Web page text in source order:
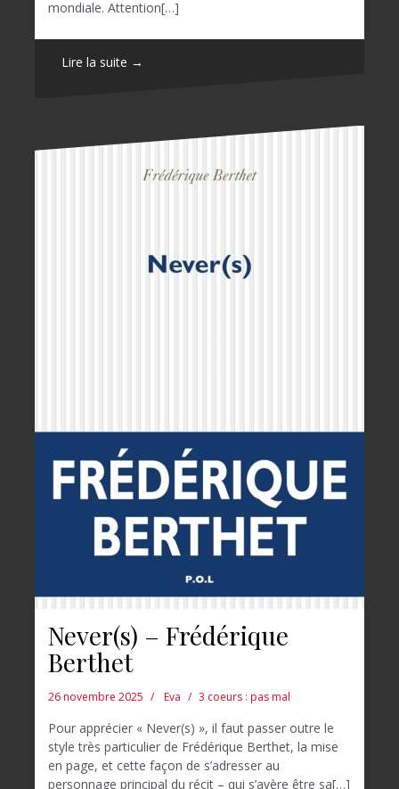
mondiale. Attention[…]
Lire la suite →
Never(s) – Frédérique
Berthet
26 novembre 2025 Eva 3 coeurs : pas mal
Pour apprécier « Never(s) », il faut passer outre le
style très particulier de Frédérique Berthet, la mise
en page, et cette façon de s’adresser au
personnage principal du récit – qui s’avère être sa[…]